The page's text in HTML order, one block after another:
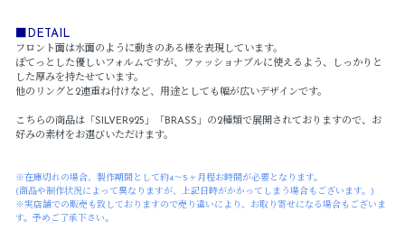
■DETAIL
フロント面は水面のように動きのある様を表現しています。
ぽてっとした優しいフォルムですが、ファッショナブルに使えるよう、しっかりと
した厚みを持たせています。
他のリングと2連重ね付けなど、用途としても幅が広いデザインです。
こちらの商品は「SILVER925」「BRASS」の2種類で展開されておりますので、お
好みの素材をお選びいただけます。
※在庫切れの場合、製作期間として約4～5ヶ月程お時間が必要となります。
(商品や制作状況によって異なりますが、上記日時がかかってしまう場合もございます。)
※実店舗での販売も致しておりますので売り違いにより、お取り寄せになる場合もございま
す。予めご了承下さい。